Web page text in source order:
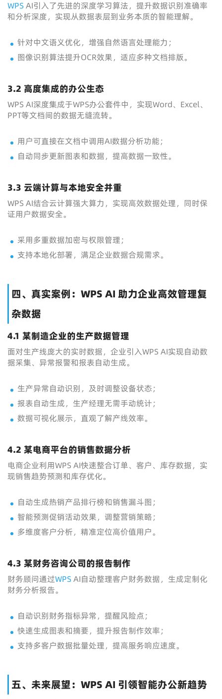
WPS AI引入了先进的深度学习算法，提升数据识别准确率
和分析深度，实现从数据表层到业务本质的智能理解。
针对中文语义优化，增强自然语言处理能力；
图像识别算法提升OCR效果，适应多种文档排版。
3.2 高度集成的办公生态
WPS AI深度集成于WPS办公套件中，实现Word、Excel、
PPT等文档间的数据无缝流转。
用户可直接在文档中调用AI数据分析功能；
自动同步更新图表和数据，提高数据一致性。
3.3 云端计算与本地安全并重
WPS AI结合云计算强大算力，实现高效数据处理，同时保
证用户数据安全。
采用多重数据加密与权限管理；
支持本地化部署，满足企业数据合规需求。
四、真实案例：WPS AI 助力企业高效管理复
杂数据
4.1 某制造企业的生产数据管理
面对生产线庞大的实时数据，企业引入WPS AI实现自动数
据采集、异常报警和报表自动生成。
生产异常自动识别，及时调整设备状态；
报表自动生成，生产经理无需手动统计；
数据可视化展示，直观了解产线效率。
4.2 某电商平台的销售数据分析
电商企业利用WPS AI快速整合订单、客户、库存数据，实
现销售趋势预测和库存优化。
自动生成热销产品排行榜和销售漏斗图；
智能预测促销活动效果，调整营销策略；
多维度客户分析，精准定位高价值用户。
4.3 某财务咨询公司的报告制作
财务顾问通过WPS AI自动整理客户财务数据，生成定制化
财务分析报告。
自动识别财务指标异常，提醒风险点；
快速生成图表和摘要，提升报告制作效率；
支持多客户数据批量处理，提高服务响应速度。
五、未来展望：WPS AI 引领智能办公新趋势